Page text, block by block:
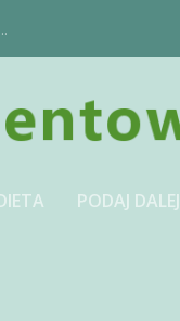
PODAJ DALEJ